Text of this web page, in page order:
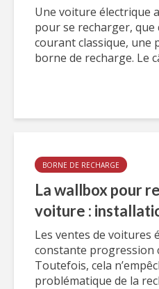
Une voiture électrique
pour se recharger, que
courant classique, une
borne de recharge. Le
BORNE DE RECHARGE
La wallbox pour
voiture :
Les ventes de voitures
constante progression
Toutefois, cela
problématique de la